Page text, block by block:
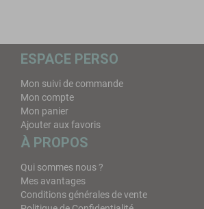
ESPACE PERSO
Mon suivi de commande
Mon compte
Mon panier
Ajouter aux favoris
À PROPOS
Qui sommes nous ?
Mes avantages
Conditions générales de vente